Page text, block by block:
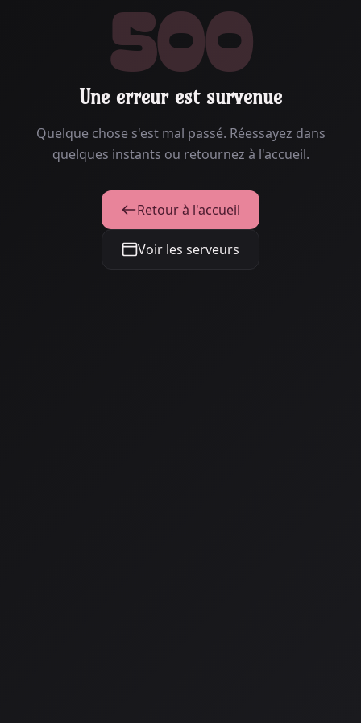
500
Une erreur est survenue
Quelque chose s'est mal passé. Réessayez dans
quelques instants ou retournez à l'accueil.
Retour à l'accueil
Voir les serveurs